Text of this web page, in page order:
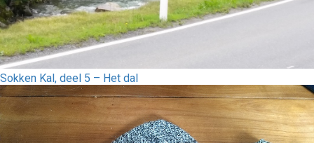
Sokken Kal, deel 5 – Het dal